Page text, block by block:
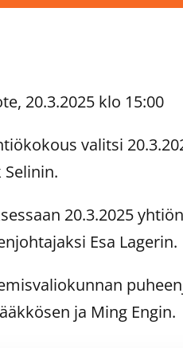
20.3.2025 klo 15:00
valitsi
20.3.2025
Esa Lagerin.
ja Ming Engin.